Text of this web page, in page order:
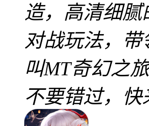
造，高清细
对战玩法，
叫MT奇幻之
不要错过，